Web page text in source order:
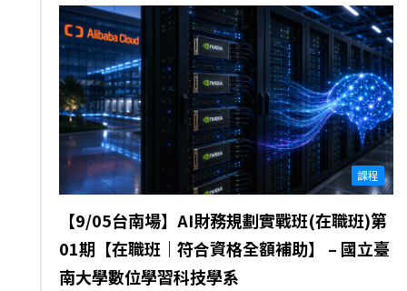
課程
【9/05台南場】AI財務規劃實戰班(在職班)第
01期【在職班｜符合資格全額補助】 – 國立臺
南大學數位學習科技學系